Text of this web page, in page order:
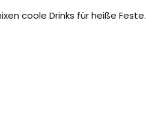
coole Drinks für heiße Feste.